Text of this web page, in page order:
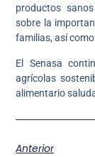
productos
sobre la
familias, así
El Senasa
agrícolas
alimentario
Anterior